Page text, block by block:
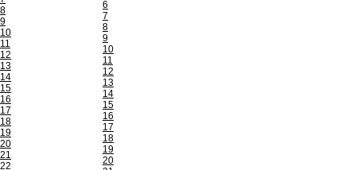
8
9
10
11
12
13
14
15
16
17
18
19
20
21
22
6
7
8
9
10
11
12
13
14
15
16
17
18
19
20